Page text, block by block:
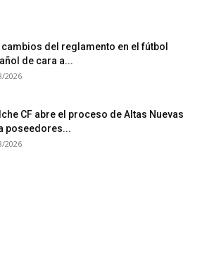
cambios del reglamento en el fútbol
de cara a...
2026
CF abre el proceso de Altas Nuevas
poseedores...
2026